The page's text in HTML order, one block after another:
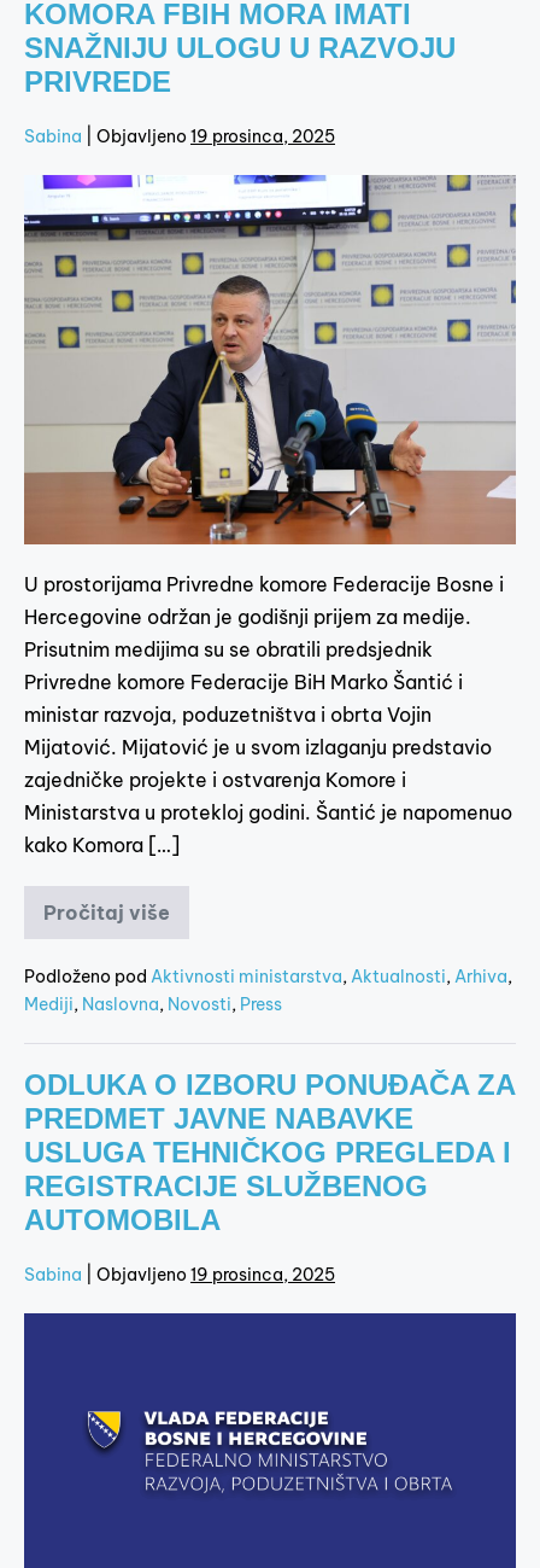
KOMORA FBIH MORA IMATI
SNAŽNIJU ULOGU U RAZVOJU
PRIVREDE
Sabina Objavljeno 19 prosinca, 2025
U prostorijama Privredne komore Federacije Bosne i
Hercegovine održan je godišnji prijem za medije.
Prisutnim medijima su se obratili predsjednik
Privredne komore Federacije BiH Marko Šantić i
ministar razvoja, poduzetništva i obrta Vojin
Mijatović. Mijatović je u svom izlaganju predstavio
zajedničke projekte i ostvarenja Komore i
Ministarstva u protekloj godini. Šantić je napomenuo
kako Komora […]
Pročitaj više
Podloženo pod Aktivnosti ministarstva,Aktualnosti,Arhiva,
Mediji, Naslovna, Novosti, Press
ODLUKA O IZBORU PONUĐAČA ZA
PREDMET JAVNE NABAVKE
USLUGA TEHNIČKOG PREGLEDA I
REGISTRACIJE SLUŽBENOG
AUTOMOBILA
Sabina Objavljeno 19 prosinca, 2025